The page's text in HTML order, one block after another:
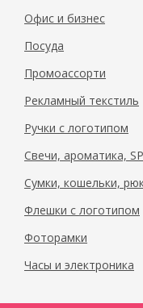
Офис и бизнес
Посуда
Промоассорти
Рекламный текстиль
Ручки с логотипом
Свечи, ароматика,
Сумки, кошельки,
Флешки с логотипом
Фоторамки
Часы и электроника